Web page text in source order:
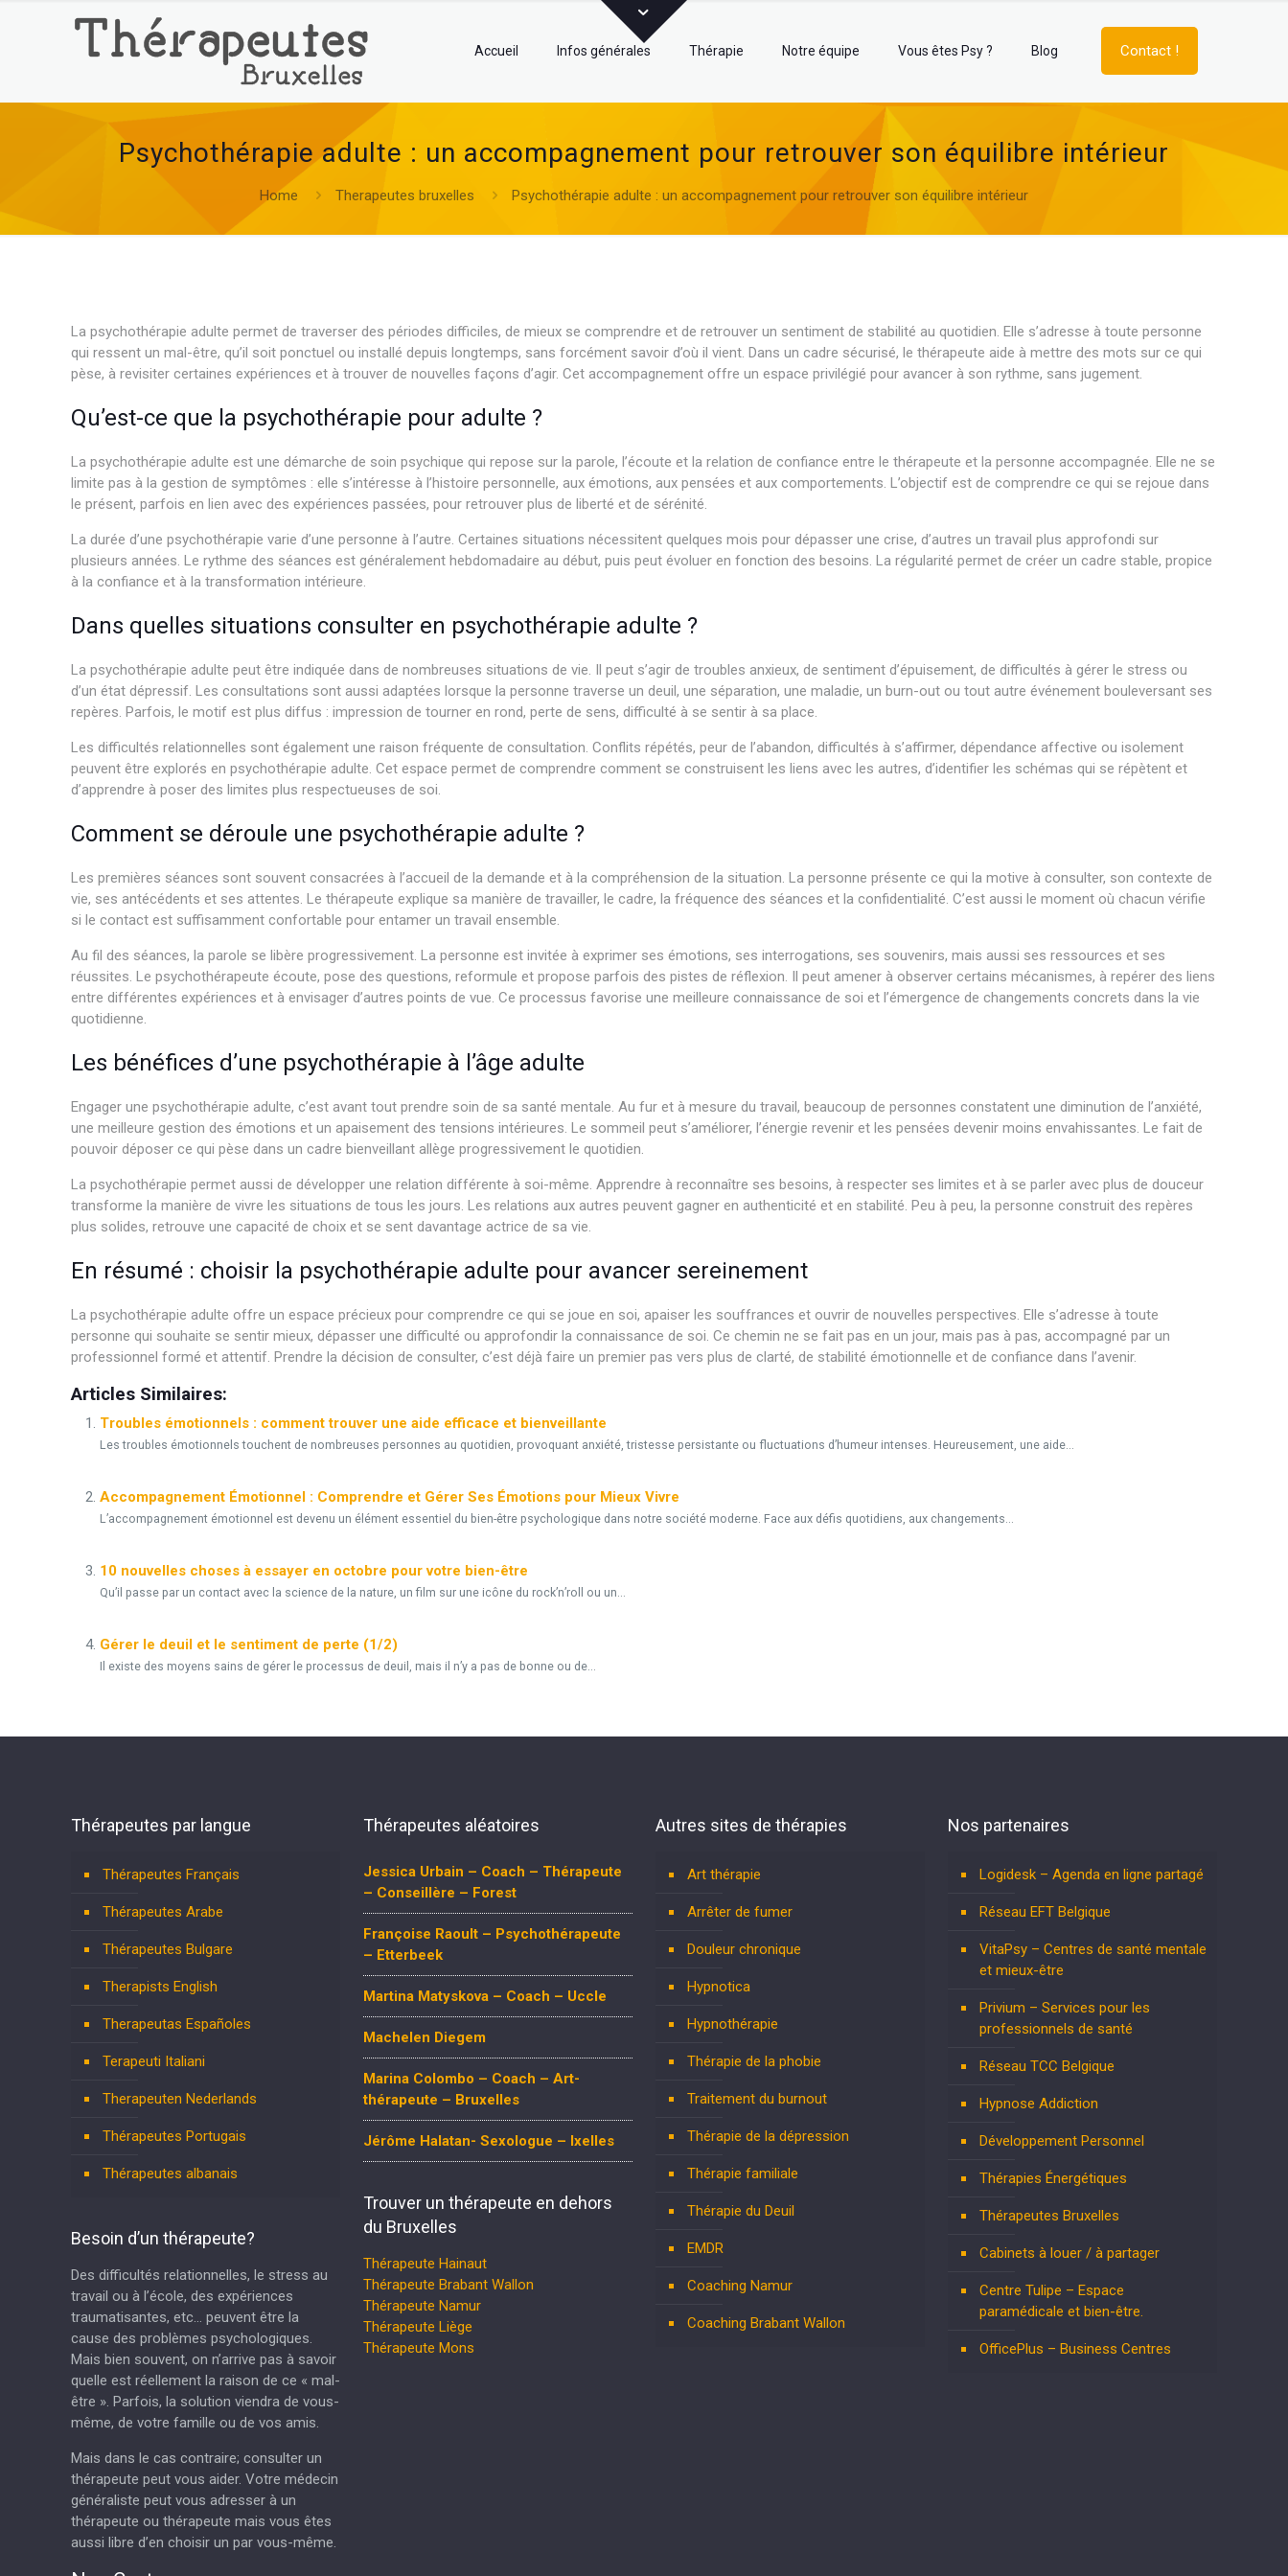
Accueil Infos générales Thérapie Notre équipe Vous êtes Psy ? Blog Contact !
Psychothérapie adulte : un accompagnement pour retrouver son équilibre intérieur
Home Therapeutes bruxelles Psychothérapie adulte : un accompagnement pour retrouver son équilibre intérieur
La psychothérapie adulte permet de traverser des périodes difficiles, de mieux se comprendre et de retrouver un sentiment de stabilité au quotidien. Elle s’adresse à toute personne
qui ressent un mal-être, qu’il soit ponctuel ou installé depuis longtemps, sans forcément savoir d’où il vient. Dans un cadre sécurisé, le thérapeute aide à mettre des mots sur ce qui
pèse, à revisiter certaines expériences et à trouver de nouvelles façons d’agir. Cet accompagnement offre un espace privilégié pour avancer à son rythme, sans jugement.
Qu’est-ce que la psychothérapie pour adulte ?
La psychothérapie adulte est une démarche de soin psychique qui repose sur la parole, l’écoute et la relation de confiance entre le thérapeute et la personne accompagnée. Elle ne se
limite pas à la gestion de symptômes : elle s’intéresse à l’histoire personnelle, aux émotions, aux pensées et aux comportements. L’objectif est de comprendre ce qui se rejoue dans
le présent, parfois en lien avec des expériences passées, pour retrouver plus de liberté et de sérénité.
La durée d’une psychothérapie varie d’une personne à l’autre. Certaines situations nécessitent quelques mois pour dépasser une crise, d’autres un travail plus approfondi sur
plusieurs années. Le rythme des séances est généralement hebdomadaire au début, puis peut évoluer en fonction des besoins. La régularité permet de créer un cadre stable, propice
à la confiance et à la transformation intérieure.
Dans quelles situations consulter en psychothérapie adulte ?
La psychothérapie adulte peut être indiquée dans de nombreuses situations de vie. Il peut s’agir de troubles anxieux, de sentiment d’épuisement, de difficultés à gérer le stress ou
d’un état dépressif. Les consultations sont aussi adaptées lorsque la personne traverse un deuil, une séparation, une maladie, un burn-out ou tout autre événement bouleversant ses
repères. Parfois, le motif est plus diffus : impression de tourner en rond, perte de sens, difficulté à se sentir à sa place.
Les difficultés relationnelles sont également une raison fréquente de consultation. Conflits répétés, peur de l’abandon, difficultés à s’affirmer, dépendance affective ou isolement
peuvent être explorés en psychothérapie adulte. Cet espace permet de comprendre comment se construisent les liens avec les autres, d’identifier les schémas qui se répètent et
d’apprendre à poser des limites plus respectueuses de soi.
Comment se déroule une psychothérapie adulte ?
Les premières séances sont souvent consacrées à l’accueil de la demande et à la compréhension de la situation. La personne présente ce qui la motive à consulter, son contexte de
vie, ses antécédents et ses attentes. Le thérapeute explique sa manière de travailler, le cadre, la fréquence des séances et la confidentialité. C’est aussi le moment où chacun vérifie
si le contact est suffisamment confortable pour entamer un travail ensemble.
Au fil des séances, la parole se libère progressivement. La personne est invitée à exprimer ses émotions, ses interrogations, ses souvenirs, mais aussi ses ressources et ses
réussites. Le psychothérapeute écoute, pose des questions, reformule et propose parfois des pistes de réflexion. Il peut amener à observer certains mécanismes, à repérer des liens
entre différentes expériences et à envisager d’autres points de vue. Ce processus favorise une meilleure connaissance de soi et l’émergence de changements concrets dans la vie
quotidienne.
Les bénéfices d’une psychothérapie à l’âge adulte
Engager une psychothérapie adulte, c’est avant tout prendre soin de sa santé mentale. Au fur et à mesure du travail, beaucoup de personnes constatent une diminution de l’anxiété,
une meilleure gestion des émotions et un apaisement des tensions intérieures. Le sommeil peut s’améliorer, l’énergie revenir et les pensées devenir moins envahissantes. Le fait de
pouvoir déposer ce qui pèse dans un cadre bienveillant allège progressivement le quotidien.
La psychothérapie permet aussi de développer une relation différente à soi-même. Apprendre à reconnaître ses besoins, à respecter ses limites et à se parler avec plus de douceur
transforme la manière de vivre les situations de tous les jours. Les relations aux autres peuvent gagner en authenticité et en stabilité. Peu à peu, la personne construit des repères
plus solides, retrouve une capacité de choix et se sent davantage actrice de sa vie.
En résumé : choisir la psychothérapie adulte pour avancer sereinement
La psychothérapie adulte offre un espace précieux pour comprendre ce qui se joue en soi, apaiser les souffrances et ouvrir de nouvelles perspectives. Elle s’adresse à toute
personne qui souhaite se sentir mieux, dépasser une difficulté ou approfondir la connaissance de soi. Ce chemin ne se fait pas en un jour, mais pas à pas, accompagné par un
professionnel formé et attentif. Prendre la décision de consulter, c’est déjà faire un premier pas vers plus de clarté, de stabilité émotionnelle et de confiance dans l’avenir.
Articles Similaires:
Troubles émotionnels : comment trouver une aide efficace et bienveillante
Les troubles émotionnels touchent de nombreuses personnes au quotidien, provoquant anxiété, tristesse persistante ou fluctuations d’humeur intenses. Heureusement, une aide...
Accompagnement Émotionnel : Comprendre et Gérer Ses Émotions pour Mieux Vivre
L’accompagnement émotionnel est devenu un élément essentiel du bien-être psychologique dans notre société moderne. Face aux défis quotidiens, aux changements...
10 nouvelles choses à essayer en octobre pour votre bien-être
Qu’il passe par un contact avec la science de la nature, un film sur une icône du rock’n’roll ou un...
Gérer le deuil et le sentiment de perte (1/2)
Il existe des moyens sains de gérer le processus de deuil, mais il n’y a pas de bonne ou de...
Thérapeutes par langue
Thérapeutes Français
Thérapeutes Arabe
Thérapeutes Bulgare
Therapists English
Therapeutas Españoles
Terapeuti Italiani
Therapeuten Nederlands
Thérapeutes Portugais
Thérapeutes albanais
Besoin d’un thérapeute?
Des difficultés relationnelles, le stress au
travail ou à l’école, des expériences
traumatisantes, etc… peuvent être la
cause des problèmes psychologiques.
Mais bien souvent, on n’arrive pas à savoir
quelle est réellement la raison de ce « mal-
être ». Parfois, la solution viendra de vous-
même, de votre famille ou de vos amis.
Mais dans le cas contraire; consulter un
thérapeute peut vous aider. Votre médecin
généraliste peut vous adresser à un
thérapeute ou thérapeute mais vous êtes
aussi libre d’en choisir un par vous-même.
Thérapeutes aléatoires
Jessica Urbain – Coach – Thérapeute
– Conseillère – Forest
Françoise Raoult – Psychothérapeute
– Etterbeek
Martina Matyskova – Coach – Uccle
Machelen Diegem
Marina Colombo – Coach – Art-
thérapeute – Bruxelles
Jérôme Halatan- Sexologue – Ixelles
Trouver un thérapeute en dehors
du Bruxelles
Thérapeute Hainaut
Thérapeute Brabant Wallon
Thérapeute Namur
Thérapeute Liège
Thérapeute Mons
Autres sites de thérapies
Art thérapie
Arrêter de fumer
Douleur chronique
Hypnotica
Hypnothérapie
Thérapie de la phobie
Traitement du burnout
Thérapie de la dépression
Thérapie familiale
Thérapie du Deuil
EMDR
Coaching Namur
Coaching Brabant Wallon
Nos partenaires
Logidesk – Agenda en ligne partagé
Réseau EFT Belgique
VitaPsy – Centres de santé mentale
et mieux-être
Privium – Services pour les
professionnels de santé
Réseau TCC Belgique
Hypnose Addiction
Développement Personnel
Thérapies Énergétiques
Thérapeutes Bruxelles
Cabinets à louer / à partager
Centre Tulipe – Espace
paramédicale et bien-être.
OfficePlus – Business Centres